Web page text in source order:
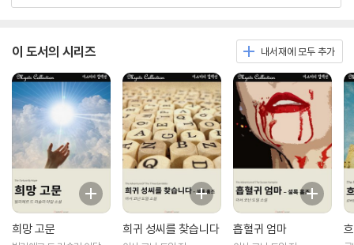
이 도서의 시리즈 내서재에 모두 추가
희망 고문 희귀 성씨를 찾습니다 흡혈귀 엄마